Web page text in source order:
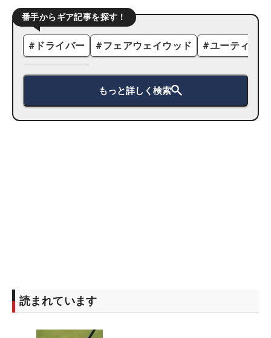
番手からギア記事を探す！
# ドライバー #フェアウェイウッド #ユーティリ
もっと詳しく検索
読まれています